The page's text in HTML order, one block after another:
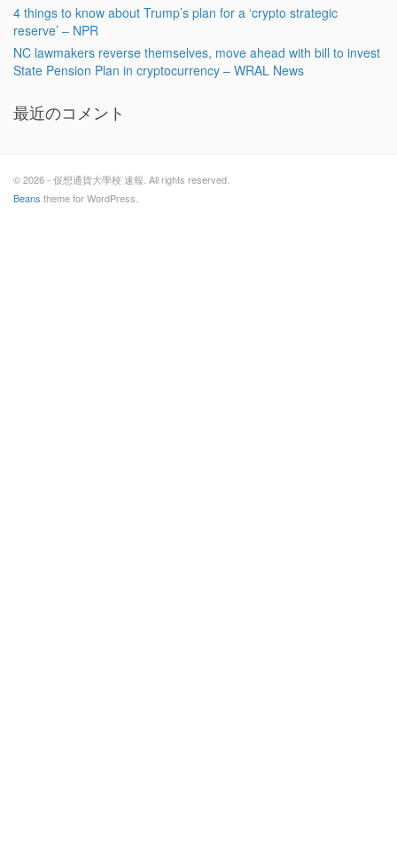
4 things to know about Trump’s plan for a ‘crypto strategic
reserve’ – NPR
NC lawmakers reverse themselves, move ahead with bill to invest
State Pension Plan in cryptocurrency – WRAL News
最近のコメント
© 2026 - 仮想通貨大學校 速報. All rights reserved.
Beans theme for WordPress.